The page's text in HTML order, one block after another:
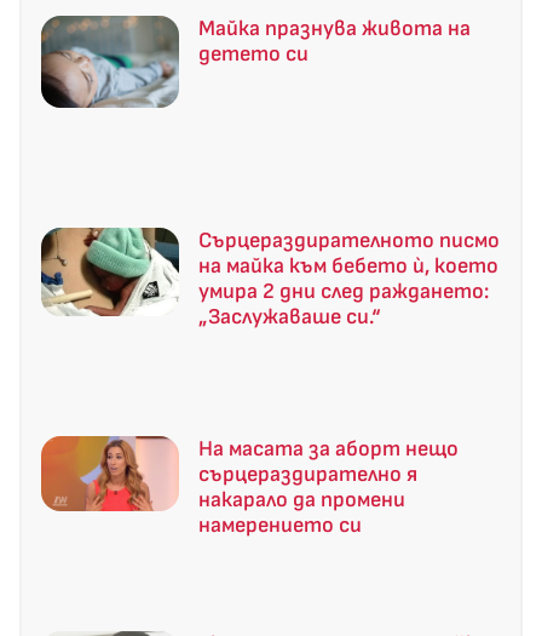
Майка празнува живота на
детето си
Сърцераздирателното писмо
на майка към бебето ѝ, което
умира 2 дни след раждането:
„Заслужаваше си.“
На масата за аборт нещо
сърцераздирателно я
накарало да промени
намерението си